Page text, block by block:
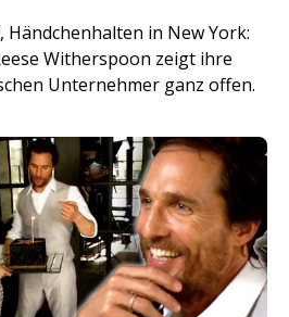
Händchenhalten in New York:
Witherspoon zeigt ihre
Unternehmer ganz offen.